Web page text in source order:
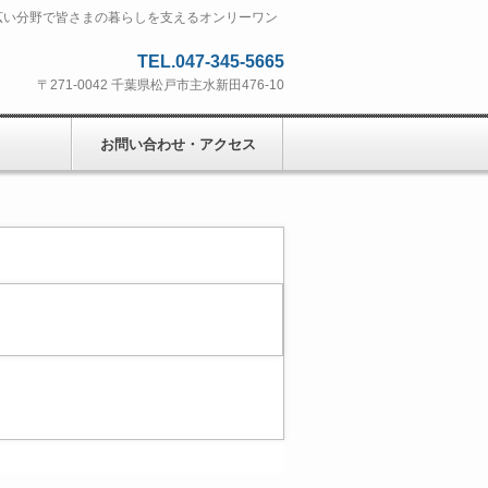
分野で皆さまの暮らしを支えるオンリーワン
TEL.047-345-5665
〒271-0042 千葉県松戸市主水新田476-10
お問い合わせ・アクセス